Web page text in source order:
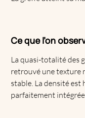
Ce que l’on
La quasi-totalité des
retrouvé une texture
stable. La densité est
parfaitement